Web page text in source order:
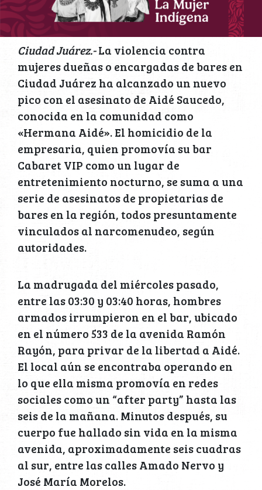
Ciudad Juárez.-La violencia contra
mujeres dueñas o encargadas de bares en
Ciudad Juárez ha alcanzado un nuevo
pico con el asesinato de Aidé Saucedo,
conocida en la comunidad como
«Hermana Aidé». El homicidio de la
empresaria, quien promovía su bar
Cabaret VIP como un lugar de
entretenimiento nocturno, se suma a una
serie de asesinatos de propietarias de
bares en la región, todos presuntamente
vinculados al narcomenudeo, según
autoridades.
La madrugada del miércoles pasado,
entre las 03:30 y 03:40 horas, hombres
armados irrumpieron en el bar, ubicado
en el número 533 de la avenida Ramón
Rayón, para privar de la libertad a Aidé.
El local aún se encontraba operando en
lo que ella misma promovía en redes
sociales como un “after party” hasta las
seis de la mañana. Minutos después, su
cuerpo fue hallado sin vida en la misma
avenida, aproximadamente seis cuadras
al sur, entre las calles Amado Nervo y
José María Morelos.